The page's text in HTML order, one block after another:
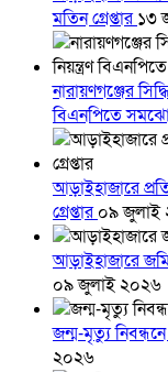
মতিন গ্রেপ্তার১৩
নারায়ণগঞ্জের
বিএনপিতে
আড়াইহাজারে
গ্রেপ্তার০৯ জুলাই
আড়াইহাজারে
০৯ জুলাই ২০২৬
জন্ম-মৃত্যু
২০২৬